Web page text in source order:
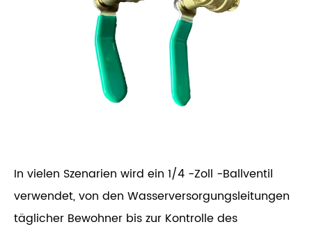
In vielen Szenarien wird ein 1/4 -Zoll -Ballventil
verwendet, von den Wasserversorgungsleitungen
täglicher Bewohner bis zur Kontrolle des